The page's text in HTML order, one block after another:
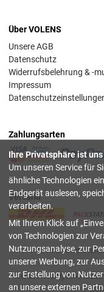
Über VOLENS
Unsere AGB
Datenschutz
Widerrufsbelehrung & -
Impressum
Zahlungsarten
Versand
Alle Preise
Bei Lieferung ins
Ihre Privatsphäre ist
Um unseren Service für
ähnliche Technologien
Endgerät auslesen,
verarbeiten.
Mit Ihrem Klick auf
von Technologien zur
Nutzungsanalyse, zur
unserer Werbung, zur
zur Erstellung von
an unsere externen